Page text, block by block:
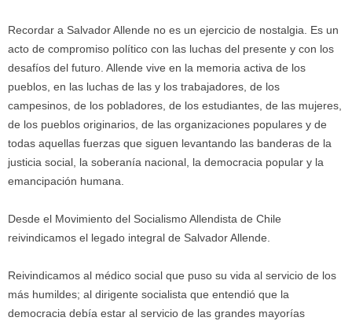
Recordar a Salvador Allende no es un ejercicio de nostalgia. Es un
acto de compromiso político con las luchas del presente y con los
desafíos del futuro. Allende vive en la memoria activa de los
pueblos, en las luchas de las y los trabajadores, de los
campesinos, de los pobladores, de los estudiantes, de las mujeres,
de los pueblos originarios, de las organizaciones populares y de
todas aquellas fuerzas que siguen levantando las banderas de la
justicia social, la soberanía nacional, la democracia popular y la
emancipación humana.
Desde el Movimiento del Socialismo Allendista de Chile
reivindicamos el legado integral de Salvador Allende.
Reivindicamos al médico social que puso su vida al servicio de los
más humildes; al dirigente socialista que entendió que la
democracia debía estar al servicio de las grandes mayorías